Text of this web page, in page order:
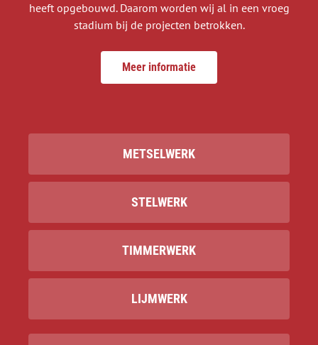
heeft opgebouwd. Daarom worden wij al in een vroeg
stadium bij de projecten betrokken.
Meer informatie
METSELWERK
STELWERK
TIMMERWERK
LIJMWERK